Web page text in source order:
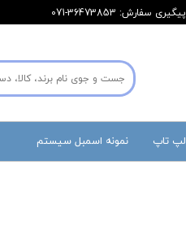
پیگیری سفارش: 36473853-071
لپ تاپ نمونه اسمبل سیستم